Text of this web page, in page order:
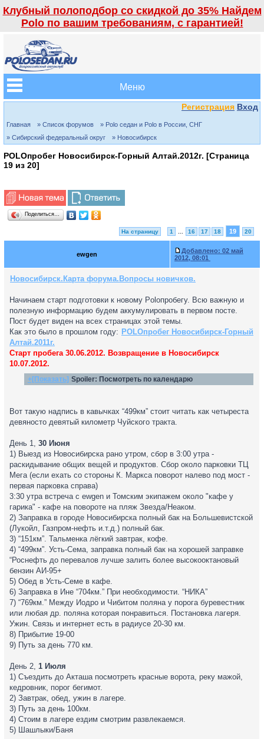
Клубный полоподбор со скидкой до 35% Найдем
Polo по вашим требованиям, с гарантией!
Меню
Регистрация Вход
Главная » Список форумов
» Polo седан и Polo в России, СНГ
» Сибирский федеральный округ
» Новосибирск
POLOпробег Новосибирск-Горный Алтай.2012г. [Страница
19 из 20]
Поделиться…
На страницу 1 16 17 18 19 20
ewgen Добавлено: 02 май
2012, 08:01
Новосибирск.Карта форума.Вопросы новичков.
Начинаем старт подготовки к новому Poloпробегу. Всю важную и
полезную информацию будем аккумулировать в первом посте.
Пост будет виден на всех страницах этой темы.
Как это было в прошлом году: POLOпробег Новосибирск-Горный
Алтай.2011г.
Старт пробега 30.06.2012. Возвращение в Новосибирск
10.07.2012.
+[Показать] Spoiler: Посмотреть по календарю
Вот такую надпись в кавычках “499км” стоит читать как четыреста
девяносто девятый километр Чуйского тракта.
День 1, 30 Июня
1) Выезд из Новосибирска рано утром, сбор в 3:00 утра -
раскидывание общих вещей и продуктов. Сбор около парковки ТЦ
Мега (если ехать со стороны К. Маркса поворот налево под мост -
первая парковка справа)
3:30 утра встреча с ewgen и Томским экипажем около "кафе у
гарика" - кафе на повороте на пляж Звезда/Неаком.
2) Заправка в городе Новосибирска полный бак на Большевистской
(Лукойл, Газпром-нефть и.т.д.) полный бак.
3) “151км”. Тальменка лёгкий завтрак, кофе.
4) “499км”. Усть-Сема, заправка полный бак на хорошей заправке
“Роснефть до перевалов лучше залить более высокооктановый
бензин АИ-95+
5) Обед в Усть-Семе в кафе.
6) Заправка в Ине “704км.” При необходимости. “НИКА”
7) “769км.” Между Иодро и Чибитом поляна у порога буревестник
или любая др. поляна которая понравиться. Постановка лагеря.
Ужин. Связь и интернет есть в радиусе 20-30 км.
8) Прибытие 19-00
9) Путь за день 770 км.
День 2, 1 Июля
1) Съездить до Акташа посмотреть красные ворота, реку мажой,
кедровник, порог бегимот.
2) Завтрак, обед, ужин в лагере.
3) Путь за день 100км.
4) Стоим в лагере ездим смотрим развлекаемся.
5) Шашлыки/Баня